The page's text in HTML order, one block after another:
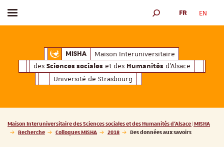
MISHAMaison Interuniversitaire des
Maison Interuniversitaire
des Sciences sociales et des Humanités d'Alsace
Université de Strasbourg
Afficher / masquer le menu MOTEUR DE
FR EN
Vous êtes ici :
Maison Interuniversitaire des Sciences sociales et des Humanités d'Alsace | MISHA
Recherche
Colloques MISHA 2018 Des données aux savoirs